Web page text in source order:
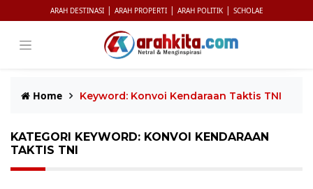
ARAH DESTINASI | ARAH PROPERTI | ARAH POLITIK | SCHOLAE
Home Keyword: Konvoi Kendaraan Taktis TNI
KATEGORI KEYWORD: KONVOI KENDARAAN
TAKTIS TNI